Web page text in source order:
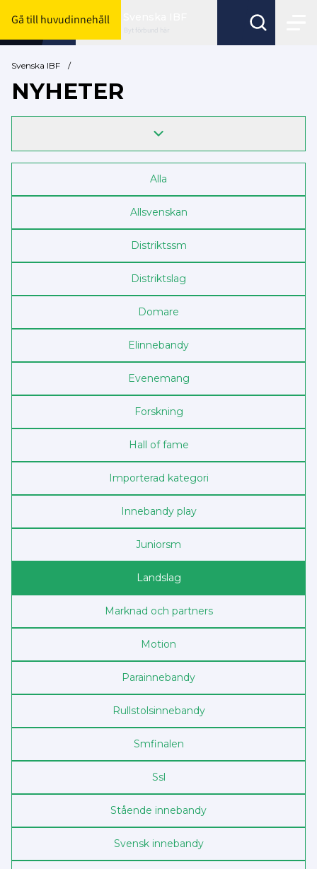
Gå till huvudinnehåll
Byt förbund här
Svenska IBF /
NYHETER
Alla
Allsvenskan
Distrikts­sm
Distriktslag
Domare
Elinnebandy
Evenemang
Forskning
Hall of fame
Importerad kategori
Innebandy play
Junior­sm
Landslag
Marknad och partners
Motion
Para­innebandy
Rullstols­innebandy
Sm­finalen
Ssl
Stående innebandy
Svensk innebandy